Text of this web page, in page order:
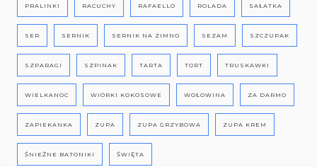
PRALINKI RACUCHY RAFAELLO ROLADA SAŁATKA
SER SERNIK SERNIK NA ZIMNO SEZAM SZCZUPAK
SZPARAGI SZPINAK TARTA TORT TRUSKAWKI
WIELKANOC WIÓRKI KOKOSOWE WOŁOWINA ZA DARMO
ZAPIEKANKA ZUPA ZUPA GRZYBOWA ZUPA KREM
ŚNIEŻNE BATONIKI ŚWIĘTA